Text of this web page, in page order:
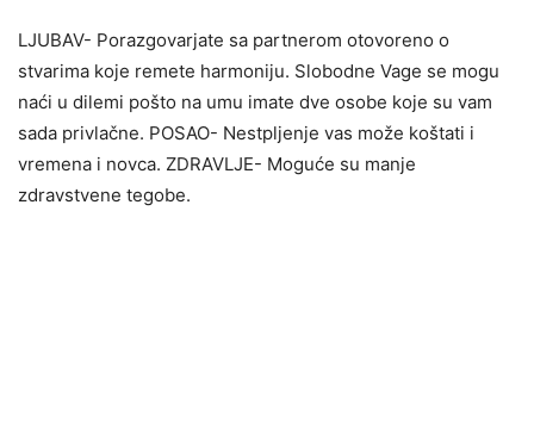
LJUBAV- Porazgovarjate sa partnerom otovoreno o
stvarima koje remete harmoniju. Slobodne Vage se mogu
naći u dilemi pošto na umu imate dve osobe koje su vam
sada privlačne. POSAO- Nestpljenje vas može koštati i
vremena i novca. ZDRAVLJE- Moguće su manje
zdravstvene tegobe.